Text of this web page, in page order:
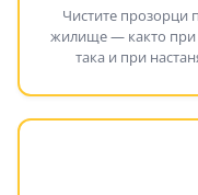
Чистите прозорци
жилище — както при
така и при